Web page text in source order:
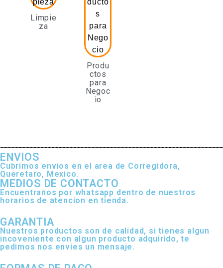
Limpie
za
Produ
ctos
para
Negoc
io
ENVIOS
Cubrimos envios en el area de Corregidora,
Queretaro, Mexico.
MEDIOS DE CONTACTO
Encuentranos por whatsapp dentro de nuestros
horarios de atencion en tienda.
GARANTIA
Nuestros productos son de calidad, si tienes algun
incoveniente con algun producto adquirido, te
pedimos nos envies un mensaje.